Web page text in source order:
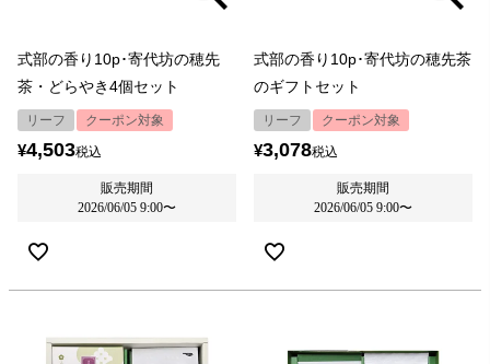
式部の香り10p･寄代坊の穂先
茶・どらやき4個セット
リーフ クーポン対象
¥4,503税込
販売期間
2026/06/05 9:00〜
式部の香り10p･寄代坊の穂先茶
のギフトセット
リーフ クーポン対象
¥3,078税込
販売期間
2026/06/05 9:00〜